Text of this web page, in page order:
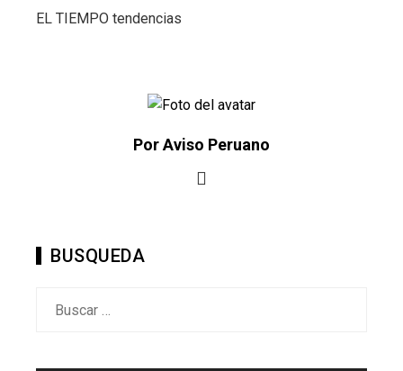
EL TIEMPO tendencias
Por Aviso Peruano
BUSQUEDA